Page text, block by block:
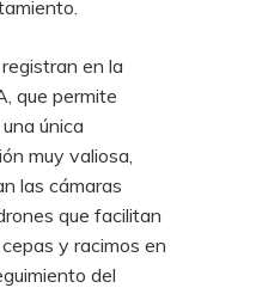
en la
que permite
única
muy valiosa,
las cámaras
que facilitan
y racimos en
del